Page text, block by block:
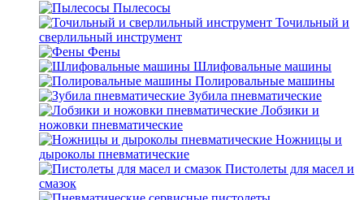
Пылесосы
Точильный и
сверлильный инструмент
Фены
Шлифовальные машины
Полировальные машины
Зубила пневматические
Лобзики и
ножовки пневматические
Ножницы и
дыроколы пневматические
Пистолеты для масел и
смазок